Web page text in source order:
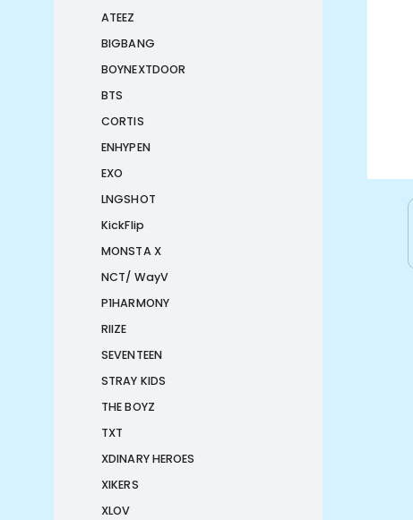
ATEEZ
BIGBANG
BOYNEXTDOOR
BTS
CORTIS
ENHYPEN
EXO
LNGSHOT
KickFlip
MONSTA X
NCT/ WayV
P1HARMONY
RIIZE
SEVENTEEN
STRAY KIDS
THE BOYZ
TXT
XDINARY HEROES
XIKERS
XLOV